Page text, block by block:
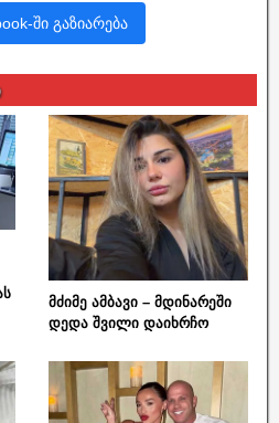
ში გაზიარება
მძიმე ამბავი – მდინარეში
დედა შვილი დაიხრჩო